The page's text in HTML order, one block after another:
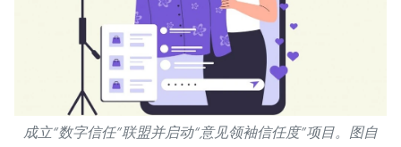
成立“数字信任”联盟并启动“意见领袖信任度”项目。图自